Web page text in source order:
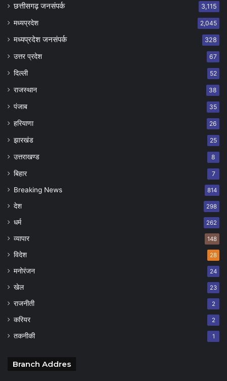
छत्तीसगढ़ जनसंपर्क 3,115
मध्यप्रदेश 2,045
मध्यप्रदेश जनसंपर्क 328
उत्तर प्रदेश 67
दिल्ली 52
राजस्थान 38
पंजाब 35
हरियाणा 26
झारखंड 25
उत्तराखण्ड 8
बिहार 7
Breaking News 814
देश 298
धर्म 262
व्यापार 148
विदेश 28
मनोरंजन 24
खेल 23
राजनीती 2
करियर 2
तकनीकी 1
Branch Addres